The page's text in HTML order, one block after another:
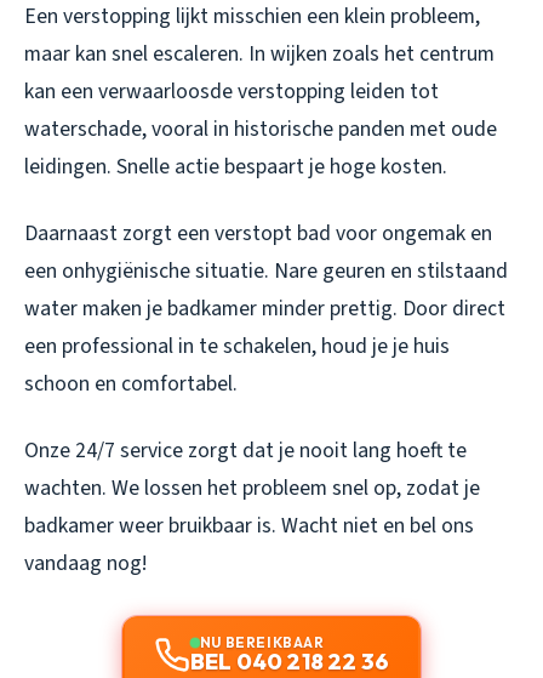
Een verstopping lijkt misschien een klein probleem,
maar kan snel escaleren. In wijken zoals het centrum
kan een verwaarloosde verstopping leiden tot
waterschade, vooral in historische panden met oude
leidingen. Snelle actie bespaart je hoge kosten.
Daarnaast zorgt een verstopt bad voor ongemak en
een onhygiënische situatie. Nare geuren en stilstaand
water maken je badkamer minder prettig. Door direct
een professional in te schakelen, houd je je huis
schoon en comfortabel.
Onze 24/7 service zorgt dat je nooit lang hoeft te
wachten. We lossen het probleem snel op, zodat je
badkamer weer bruikbaar is. Wacht niet en bel ons
vandaag nog!
NU BEREIKBAAR
BEL 040 218 22 36